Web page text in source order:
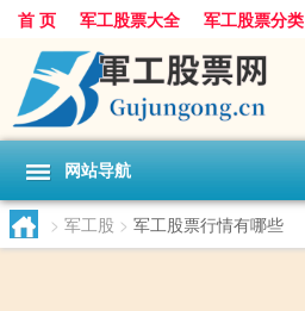
首 页 军工股票大全 军工股票分类
网站导航
> 军工股 > 军工股票行情有哪些